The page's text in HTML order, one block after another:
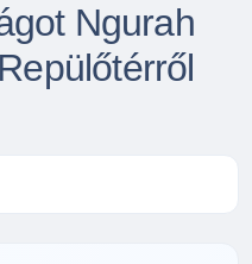
Ngurah